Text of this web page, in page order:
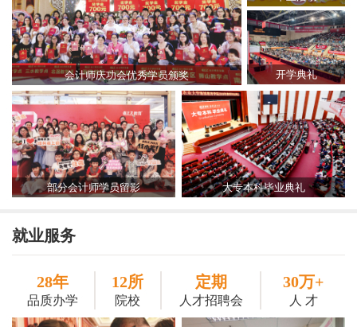
会计师庆功会优秀学员颁奖 开学典礼
部分会计师学员留影 大专本科毕业典礼
就业服务
28年
品质办学
12所
院校
定期
人才招聘会
30万+
人 才